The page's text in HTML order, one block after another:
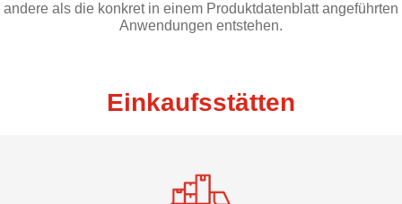
andere als die konkret in einem Produktdatenblatt angeführten
Anwendungen entstehen.
Einkaufsstätten